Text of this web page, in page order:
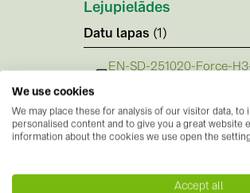
S6-EH3P12K-H
S6EH3P12KH-EU21A
Lejupielādes
Datu lapas (1)
EN-SD-251020-Force-
We use cookies
We may place these for analysis of our visitor data,
personalised content and to give you a great website
information about the cookies we use open the
Accept all